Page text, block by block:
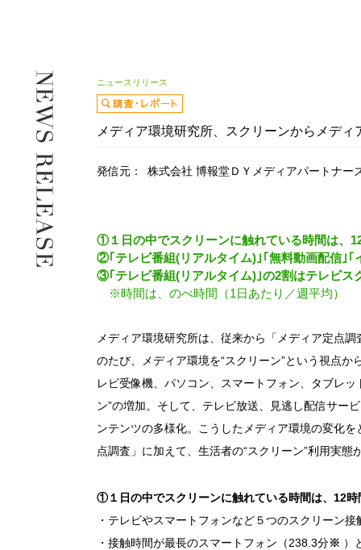
ニュースリリース
メディア環境研究所、スクリーンからメデ
発信元： 株式会社 博報堂ＤＹメディアパートナー
①１日の中でスクリーンに触れている時間は、
②｢テレビ番組(リアルタイム)｣｢無料動画配信｣｢
③｢テレビ番組(リアルタイム)｣の2割はテレビス
※時間は、のべ時間（1日あたり／週平均）
メディア環境研究所は、従来から「メディア定点
のたび、メディア環境を“スクリーン”という視点か
レビ受像機、パソコン、スマートフォン、タブレ
ン”の増加。そして、テレビ放送、見逃し配信サー
ンテンツの多様化。こうしたメディア環境の変化
点調査」に加えて、生活者の“スクリーン”利用実
①１日の中でスクリーンに触れている時間は、 12時
・テレビやスマートフォンなど５つのスクリーン
・接触時間が最長のスマートフォン（238.3分※ ）